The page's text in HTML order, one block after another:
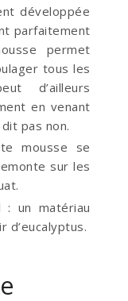
développée
parfaitement
permet
tous les
d’ailleurs
en venant
pas non.
mousse se
sur les
: un matériau
d’eucalyptus.